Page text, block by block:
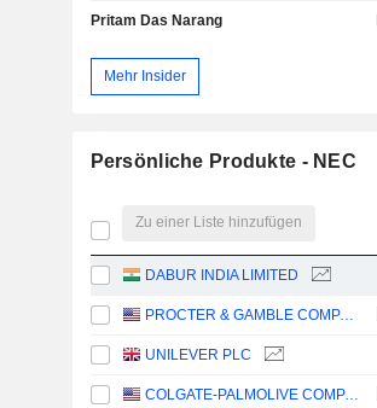
Pritam Das Narang
Mehr Insider
Persönliche Produkte - NEC
Zu einer Liste hinzufügen
DABUR INDIA LIMITED
PROCTER & GAMBLE COMPANY
UNILEVER PLC
COLGATE-PALMOLIVE COMPANY